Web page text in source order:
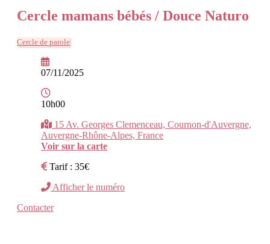
Cercle mamans bébés / Douce Naturo
Cercle de parole
07/11/2025
10h00
15 Av. Georges Clemenceau, Cournon-d'Auvergne,
Auvergne-Rhône-Alpes, France
Voir sur la carte
Tarif : 35€
Afficher le numéro
Contacter